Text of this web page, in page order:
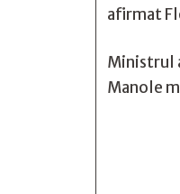
afirmat
Ministrul
Manole